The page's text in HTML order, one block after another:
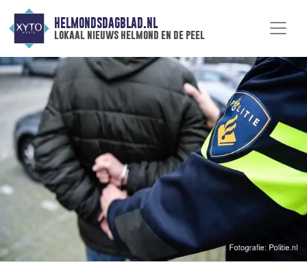
HELMONDSDAGBLAD.NL
lokaal nieuws helmond en de peel